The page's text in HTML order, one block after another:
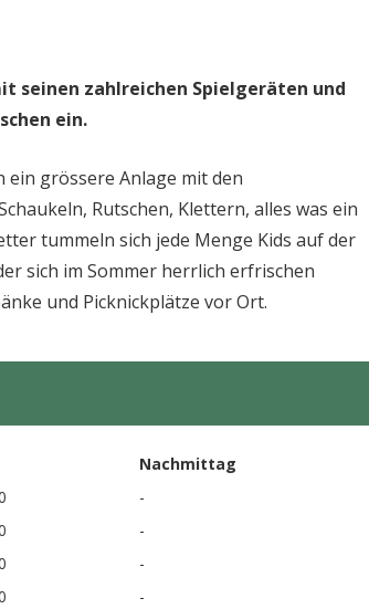
seinen zahlreichen Spielgeräten und
ein.
ein grössere Anlage mit den
Rutschen, Klettern, alles was ein
tummeln sich jede Menge Kids auf der
sich im Sommer herrlich erfrischen
und Picknickplätze vor Ort.
Nachmittag
-
-
-
-